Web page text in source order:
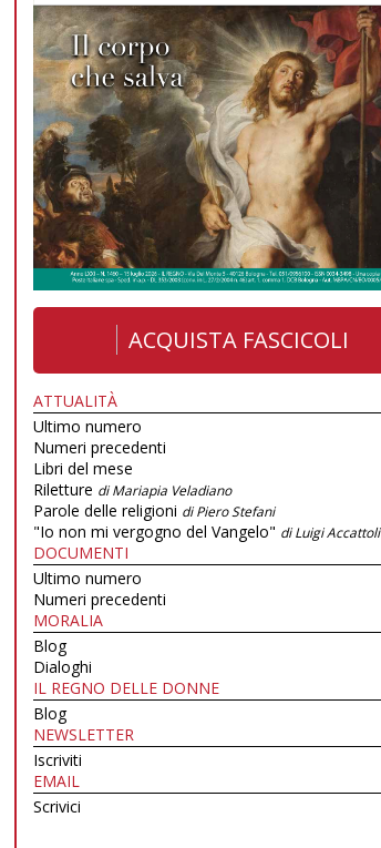
ACQUISTA FASCICOLI
ATTUALITÀ
Ultimo numero
Numeri precedenti
Libri del mese
Riletture di Mariapia Veladiano
Parole delle religioni di Piero Stefani
"Io non mi vergogno del Vangelo" di Luigi Accattoli
DOCUMENTI
Ultimo numero
Numeri precedenti
MORALIA
Blog
Dialoghi
IL REGNO DELLE DONNE
Blog
NEWSLETTER
Iscriviti
EMAIL
Scrivici